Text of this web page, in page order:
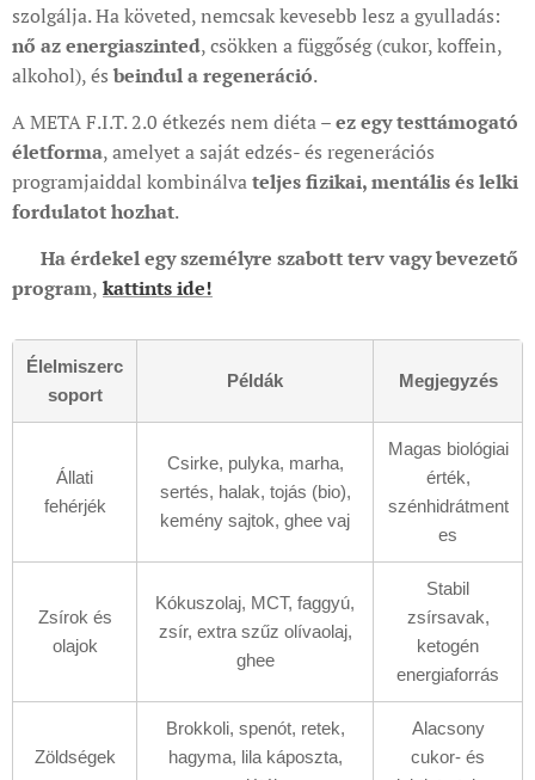
szolgálja. Ha követed, nemcsak kevesebb lesz a gyulladás:
nő az energiaszinted, csökken a függőség (cukor, koffein,
alkohol), és beindul a regeneráció.
A META F.I.T. 2.0 étkezés nem diéta –ez egy testtámogató
életforma, amelyet a saját edzés- és regenerációs
programjaiddal kombinálvateljes fizikai, mentális és lelki
fordulatot hozhat.
Ha érdekel egy személyre szabott terv vagy bevezető
program, kattints ide!
Élelmiszerc
soport
Példák Megjegyzés
Állati
fehérjék
Csirke, pulyka, marha,
sertés, halak, tojás (bio),
kemény sajtok, ghee vaj
Magas biológiai
érték,
szénhidrátment
es
Zsírok és
olajok
Kókuszolaj, MCT, faggyú,
zsír, extra szűz olívaolaj,
ghee
Stabil
zsírsavak,
ketogén
energiaforrás
Zöldségek
Brokkoli, spenót, retek,
hagyma, lila káposzta,
Alacsony
cukor- és